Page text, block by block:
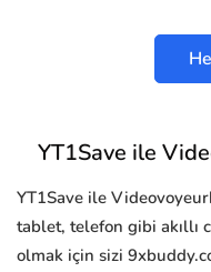
YT1Save ile
YT1Save ile
tablet, telefon gibi akıllı
olmak için sizi